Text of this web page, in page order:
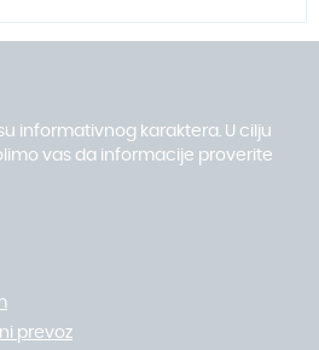
informativnog karaktera. U cilju
vas da informacije proverite
prevoz